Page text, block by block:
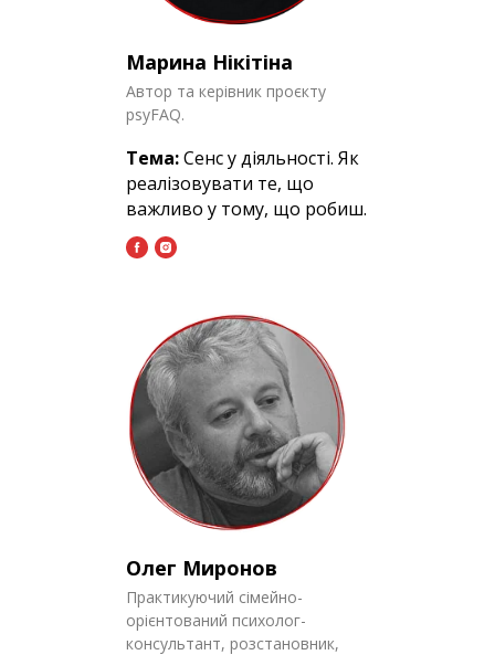
Марина Нікітіна
Автор та керівник проєкту
psyFAQ.
Тема:Сенс у діяльності. Як
реалізовувати те, що
важливо у тому, що робиш.
Олег Миронов
Практикуючий сімейно-
орієнтований психолог-
консультант, розстановник,